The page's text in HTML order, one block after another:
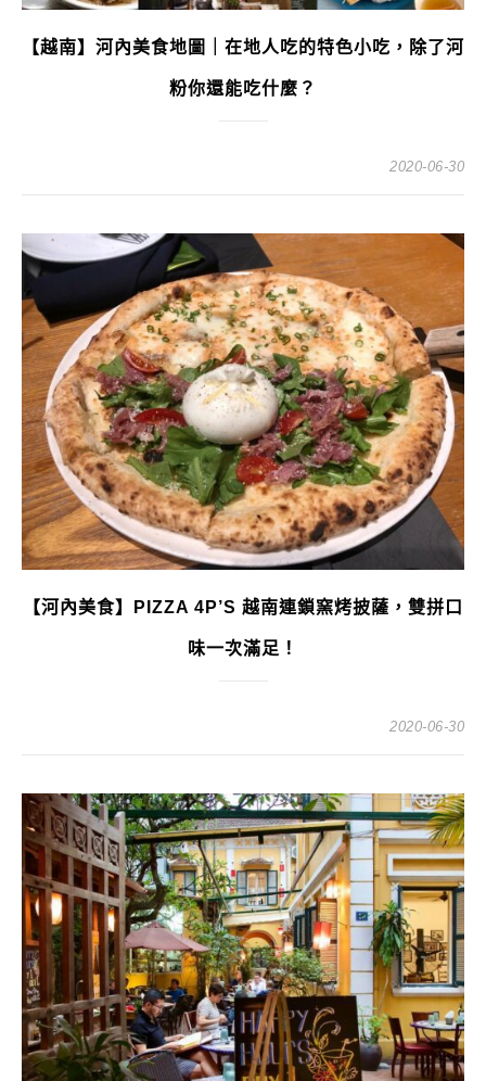
【越南】河內美食地圖｜在地人吃的特色小吃，除了河
粉你還能吃什麼？
2020-06-30
【河內美食】PIZZA 4P’S 越南連鎖窯烤披薩，雙拼口
味一次滿足！
2020-06-30